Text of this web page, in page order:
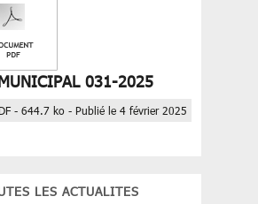
031-2025
- 644.7 ko - Publié le 4 février 2025
LES ACTUALITES